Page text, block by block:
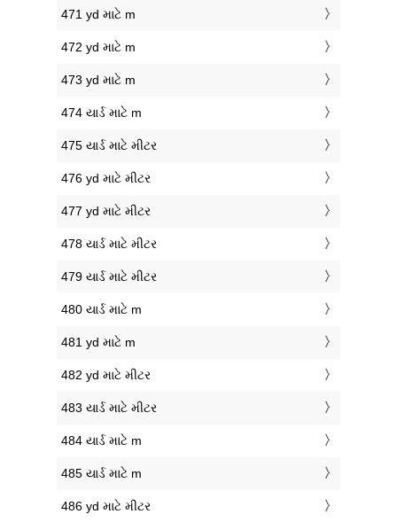
471 yd માટે m
472 yd માટે m
473 yd માટે m
474 યાર્ડ માટે m
475 યાર્ડ માટે મીટર
476 yd માટે મીટર
477 yd માટે મીટર
478 યાર્ડ માટે મીટર
479 યાર્ડ માટે મીટર
480 યાર્ડ માટે m
481 yd માટે m
482 yd માટે મીટર
483 યાર્ડ માટે મીટર
484 યાર્ડ માટે m
485 યાર્ડ માટે m
486 yd માટે મીટર